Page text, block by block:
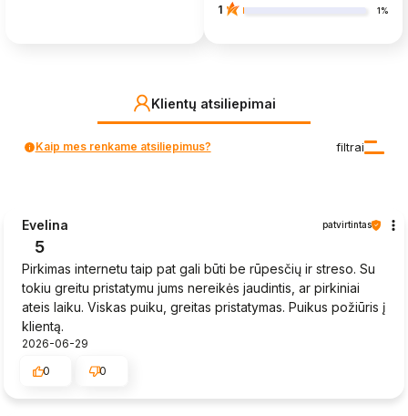
1 1%
Klientų atsiliepimai
filtrai
Kaip mes renkame atsiliepimus?
Evelina patvirtintas
5
Pirkimas internetu taip pat gali būti be rūpesčių ir streso. Su
tokiu greitu pristatymu jums nereikės jaudintis, ar pirkiniai
ateis laiku. Viskas puiku, greitas pristatymas. Puikus požiūris į
klientą.
2026-06-29
0
0